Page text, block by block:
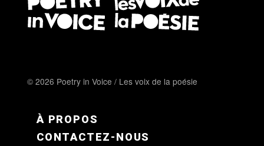
© 2026 Poetry in Voice / Les voix de la poésie
FOOTER MENU FR
À PROPOS
CONTACTEZ-NOUS